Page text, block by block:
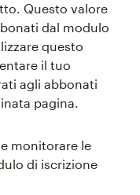
Questo valore
dal modulo
questo
il tuo
agli abbonati
pagina.
monitorare le
di iscrizione